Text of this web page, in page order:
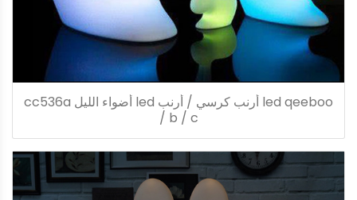
led qeeboo أرنب كرسي / أرنب led أضواء الليل cc536a
/ b / c